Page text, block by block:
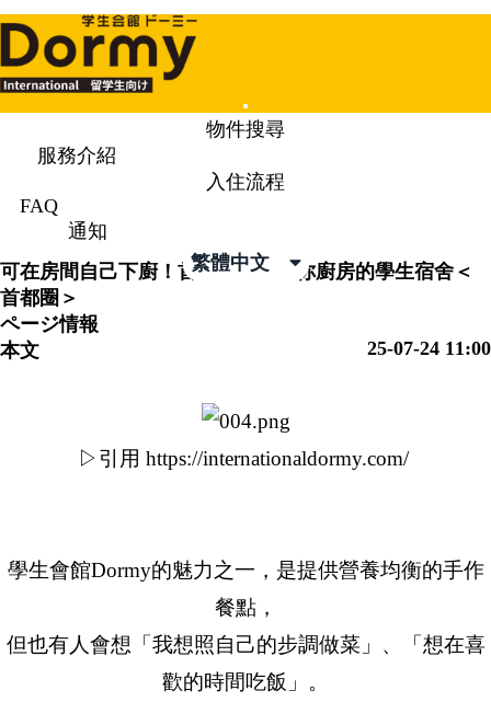
Mobile
Menu
物件搜尋
服務介紹
入住流程
FAQ
通知
繁體中文
通知
可在房間自己下廚！首都圈附設迷你廚房的學生宿舍＜
首都圈＞
ページ情報
25-07-24 11:00
本文
▷引用 https://internationaldormy.com/
學生會館Dormy的魅力之一，是提供營養均衡的手作
餐點，
但也有人會想「我想照自己的步調做菜」、「想在喜
歡的時間吃飯」。